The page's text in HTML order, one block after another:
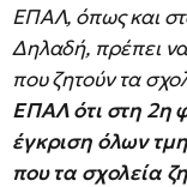
ΕΠΑΛ, όπως και
Δηλαδή, πρέπει
που ζητούν τα
ΕΠΑΛ ότι στη 2η
έγκριση όλων
που τα σχολεία